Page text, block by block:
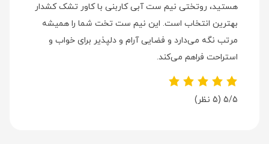
هستید، روتختی نیم ست آبی کاربنی با کاور تشک کشدار
بهترین انتخاب است. این نیم ست تخت شما را همیشه
مرتب نگه می‌دارد و فضایی آرام و دلپذیر برای خواب و
استراحت فراهم می‌کند.
5/5 (5 نظر)